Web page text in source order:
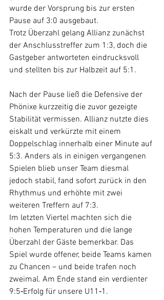
wurde der Vorsprung bis zur ersten
Pause auf 3:0 ausgebaut.
Trotz Überzahl gelang Allianz zunächst
der Anschlusstreffer zum 1:3, doch die
Gastgeber antworteten eindrucksvoll
und stellten bis zur Halbzeit auf 5:1.
Nach der Pause ließ die Defensive der
Phönixe kurzzeitig die zuvor gezeigte
Stabilität vermissen. Allianz nutzte dies
eiskalt und verkürzte mit einem
Doppelschlag innerhalb einer Minute auf
5:3. Anders als in einigen vergangenen
Spielen blieb unser Team diesmal
jedoch stabil, fand sofort zurück in den
Rhythmus und erhöhte mit zwei
weiteren Treffern auf 7:3.
Im letzten Viertel machten sich die
hohen Temperaturen und die lange
Überzahl der Gäste bemerkbar. Das
Spiel wurde offener, beide Teams kamen
zu Chancen – und beide trafen noch
zweimal. Am Ende stand ein verdienter
9:5‑Erfolg für unsere U11‑1.